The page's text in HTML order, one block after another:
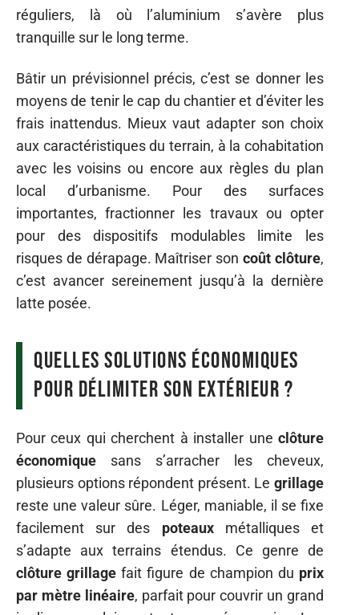
réguliers, là où l’aluminium s’avère plus
tranquille sur le long terme.
Bâtir un prévisionnel précis, c’est se donner les
moyens de tenir le cap du chantier et d’éviter les
frais inattendus. Mieux vaut adapter son choix
aux caractéristiques du terrain, à la cohabitation
avec les voisins ou encore aux règles du plan
local d’urbanisme. Pour des surfaces
importantes, fractionner les travaux ou opter
pour des dispositifs modulables limite les
risques de dérapage. Maîtriser soncoût clôture,
c’est avancer sereinement jusqu’à la dernière
latte posée.
Quelles solutions économiques
pour délimiter son extérieur ?
Pour ceux qui cherchent à installer une clôture
économique sans s’arracher les cheveux,
plusieurs options répondent présent. Le grillage
reste une valeur sûre. Léger, maniable, il se fixe
facilement sur des poteauxmétalliques et
s’adapte aux terrains étendus. Ce genre de
clôture grillage fait figure de champion du prix
par mètre linéaire, parfait pour couvrir un grand